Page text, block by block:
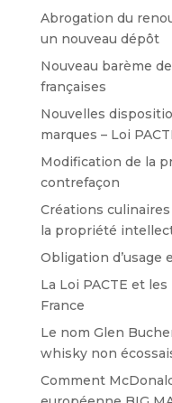
Abrogation du
un nouveau dépôt
Nouveau barème
françaises
Nouvelles
marques – Loi
Modification de la
contrefaçon
Créations
la propriété
Obligation d’usage
La Loi PACTE et
France
Le nom Glen
whisky non
Comment